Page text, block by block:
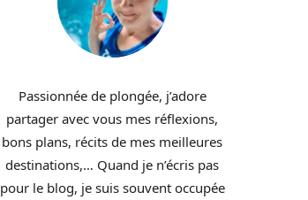
Passionnée de plongée, j’adore
partager avec vous mes réflexions,
bons plans, récits de mes meilleures
destinations,… Quand je n’écris pas
pour le blog, je suis souvent occupée